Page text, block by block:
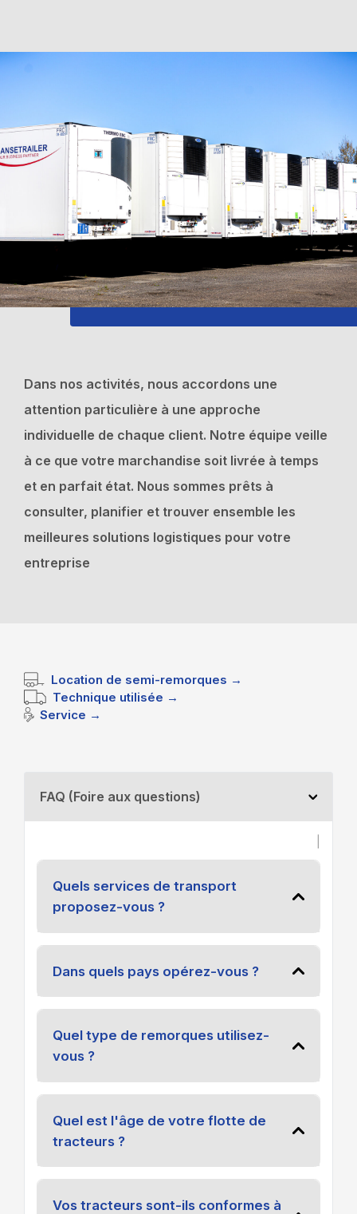
Dans nos activités, nous accordons une
attention particulière à une approche
individuelle de chaque client. Notre équipe veille
à ce que votre marchandise soit livrée à temps
et en parfait état. Nous sommes prêts à
consulter, planifier et trouver ensemble les
meilleures solutions logistiques pour votre
entreprise
Location de semi-remorques →
Technique utilisée →
Service →
FAQ (Foire aux questions)
Quels services de transport
proposez-vous ?
Dans quels pays opérez-vous ?
Quel type de remorques utilisez-
vous ?
Quel est l'âge de votre flotte de
tracteurs ?
Vos tracteurs sont-ils conformes à